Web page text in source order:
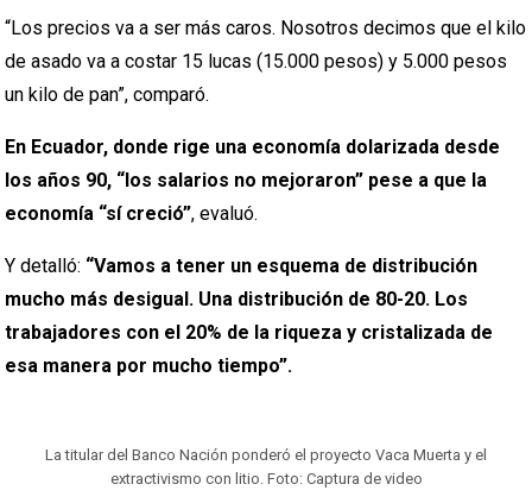
“Los precios va a ser más caros. Nosotros decimos que el kilo
de asado va a costar 15 lucas (15.000 pesos) y 5.000 pesos
un kilo de pan”, comparó.
En Ecuador, donde rige una economía dolarizada desde
los años 90, “los salarios no mejoraron” pese a que la
economía “sí creció”, evaluó.
Y detalló: “Vamos a tener un esquema de distribución
mucho más desigual. Una distribución de 80-20. Los
trabajadores con el 20% de la riqueza y cristalizada de
esa manera por mucho tiempo”.
La titular del Banco Nación ponderó el proyecto Vaca Muerta y el
extractivismo con litio. Foto: Captura de video